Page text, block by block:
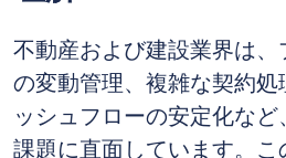
不動産および建設業界は、
の変動管理、複雑な契約処
ッシュフローの安定化な
課題に直面しています。